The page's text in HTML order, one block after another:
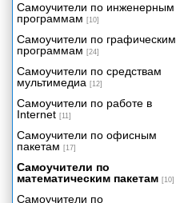
Самоучители по инженерным
программам [10]
Самоучители по графическим
программам [24]
Самоучители по средствам
мультимедиа [12]
Самоучители по работе в
Internet [11]
Самоучители по офисным
пакетам [17]
Самоучители по
математическим пакетам [10]
Самоучители по